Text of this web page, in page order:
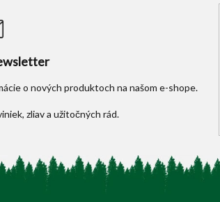
o nových produktoch na našom e-shope.